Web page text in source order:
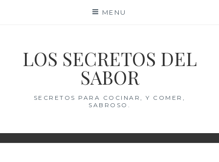
MENU
LOS SECRETOS DEL
SABOR
SECRETOS PARA COCINAR, Y COMER,
SABROSO.